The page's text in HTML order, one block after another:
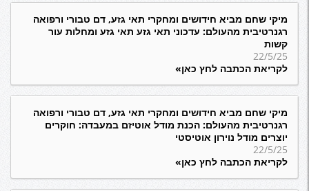
מיקי שחם מביא חידושים ומחקרי תאי גזע, דם טבורי ורפואה
רגנרטיבית מהעולם: עדכוני תאי גזע תאי גזע ומחלות עור
קשות
22/5/25
לקריאת הכתבה לחץ כאן»
מיקי שחם מביא חידושים ומחקרי תאי גזע, דם טבורי ורפואה
רגנרטיבית מהעולם: הכנת מודל אוטיזם במעבדה: חוקרים
יוצרים מודל נוירון אוטיסטי
22/5/25
לקריאת הכתבה לחץ כאן»